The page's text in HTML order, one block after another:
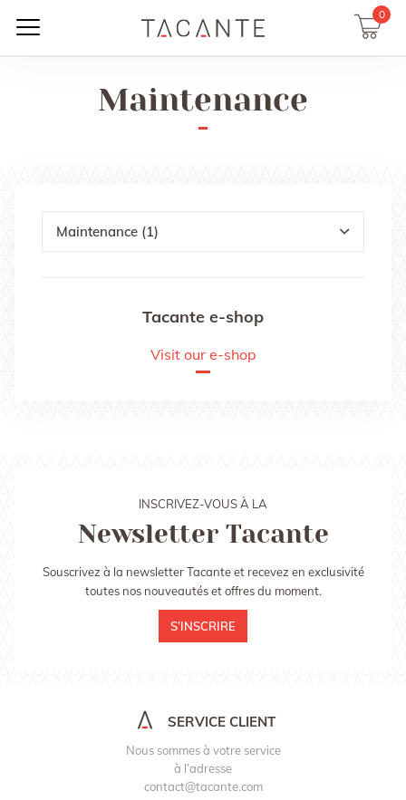
0
Maintenance
Maintenance (1)
Tacante e-shop
Visit our e-shop
INSCRIVEZ-VOUS À LA
Newsletter Tacante
Souscrivez à la newsletter Tacante et recevez en exclusivité
toutes nos nouveautés et offres du moment.
S’INSCRIRE
SERVICE CLIENT
Nous sommes à votre service
à l’adresse
contact@tacante.com